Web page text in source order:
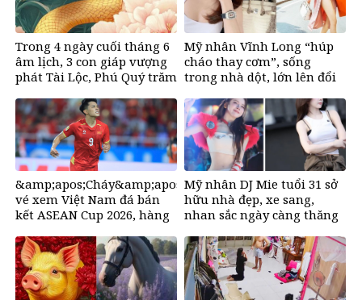
Trong 4 ngày cuối tháng 6
âm lịch, 3 con giáp vượng
phát Tài Lộc, Phú Quý trăm
Hoàng, ôm trọn cơ ngơi đồ
sộ
Mỹ nhân Vĩnh Long “húp
cháo thay cơm”, sống
trong nhà dột, lớn lên đổi
50 tỷ đồng
&amp;apos;Cháy&amp;apos;
vé xem Việt Nam đá bán
kết ASEAN Cup 2026, hàng
Mỹ nhân DJ Mie tuổi 31 sở
hữu nhà đẹp, xe sang,
nhan sắc ngày càng thăng